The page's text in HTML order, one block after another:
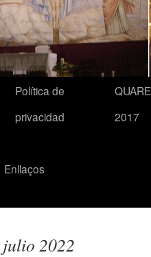
Política de
privacidad
2017
Enllaços
julio 2022